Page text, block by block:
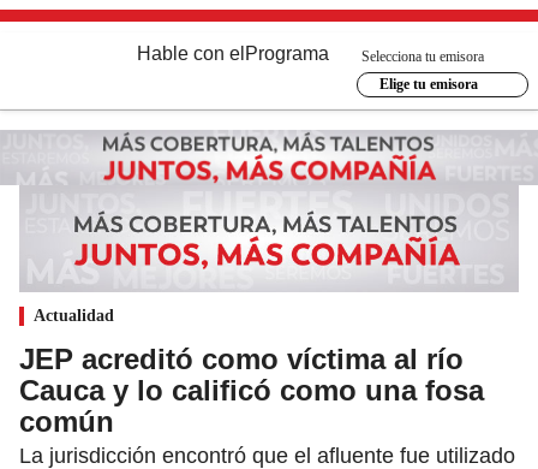
Hable con el Programa
Selecciona tu emisora
Elige tu emisora
Actualidad
JEP acreditó como víctima al río
Cauca y lo calificó como una fosa
común
La jurisdicción encontró que el afluente fue utilizado